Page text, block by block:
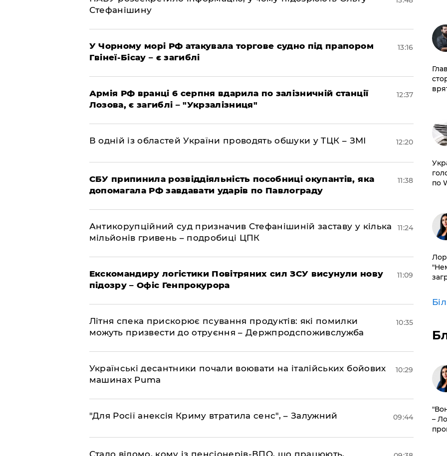
Стефанішину
У Чорному морі РФ атакувала торгове судно під прапором
Гвінеї-Бісау – є загиблі
13:16
Армія РФ вранці 6 серпня вдарила по залізничній станції
Лозова, є загиблі – "Укрзалізниця"
12:37
В одній із областей України проводять обшуки у ТЦК – ЗМІ 12:20
СБУ припинила розвіддіяльність пособниці окупантів, яка
допомагала РФ завдавати ударів по Павлограду
11:38
Антикорупційний суд призначив Стефанішиній заставу у кілька
мільйонів гривень – подробиці ЦПК
11:24
Екскомандиру логістики Повітряних сил ЗСУ висунули нову
підозру – Офіс Генпрокурора
11:09
Літня спека прискорює псування продуктів: які помилки
можуть призвести до отруєння – Держпродспоживслужба
10:35
Українські десантники почали воювати на італійських бойових
машинах Puma
10:29
"Для Росії анексія Криму втратила сенс", – Залужний 09:44
Стало відомо, кому із пенсіонерів-ВПО, що працюють,
по
–